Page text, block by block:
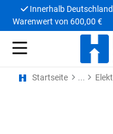
Innerhalb
Warenwert von 600,00 €
Startseite